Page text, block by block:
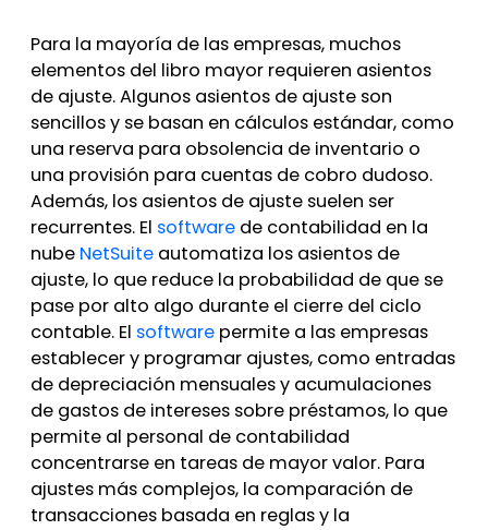
Para la mayoría de las empresas, muchos
elementos del libro mayor requieren asientos
de ajuste. Algunos asientos de ajuste son
sencillos y se basan en cálculos estándar, como
una reserva para obsolencia de inventario o
una provisión para cuentas de cobro dudoso.
Además, los asientos de ajuste suelen ser
recurrentes. El software de contabilidad en la
nube NetSuite automatiza los asientos de
ajuste, lo que reduce la probabilidad de que se
pase por alto algo durante el cierre del ciclo
contable. El software permite a las empresas
establecer y programar ajustes, como entradas
de depreciación mensuales y acumulaciones
de gastos de intereses sobre préstamos, lo que
permite al personal de contabilidad
concentrarse en tareas de mayor valor. Para
ajustes más complejos, la comparación de
transacciones basada en reglas y la